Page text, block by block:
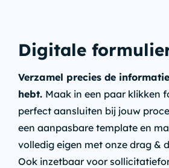
Digitale
Verzamel precies de
hebt. Maak in een paar klikken
perfect aansluiten bij jouw
een aanpasbare template en
volledig eigen met onze drag &
Ook inzetbaar voor